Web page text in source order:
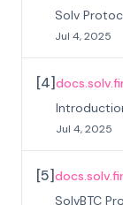
Solv
Jul 4, 2025
[4]
Jul 4, 2025
[5]
SolvBTC